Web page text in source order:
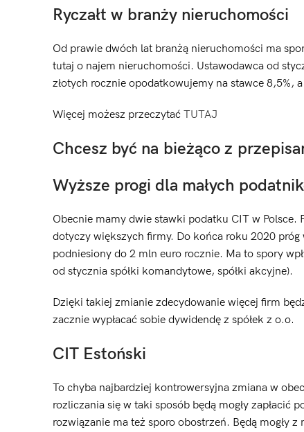
Ryczałt w branży nieruchomości
Od prawie dwóch lat branżą nieruchomości ma
tutaj o najem nieruchomości. Ustawodawca od
złotych rocznie opodatkowujemy na stawce 8,5%,
Więcej możesz przeczytać TUTAJ
Chcesz być na bieżąco z
Wyższe progi dla małych
Obecnie mamy dwie stawki podatku CIT w Polsce.
dotyczy większych firmy. Do końca roku 2020 próg
podniesiony do 2 mln euro rocznie. Ma to spory
od stycznia spółki komandytowe, spółki akcyjne).
Dzięki takiej zmianie zdecydowanie więcej firm
zacznie wypłacać sobie dywidendę z spółek z o.o.
CIT Estoński
To chyba najbardziej kontrowersyjna zmiana w
rozliczania się w taki sposób będą mogły zapłacić
rozwiązanie ma też sporo obostrzeń. Będą mogły